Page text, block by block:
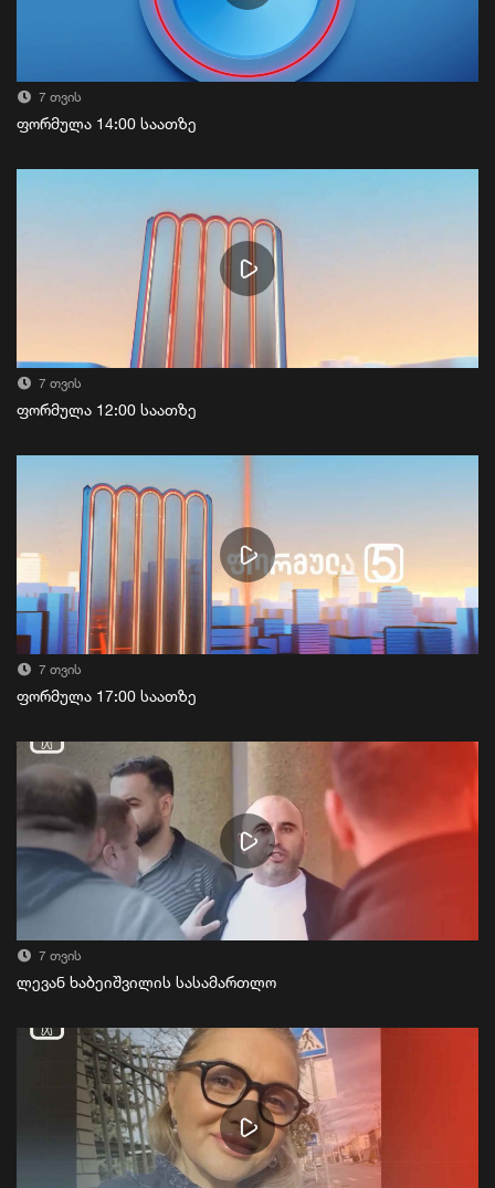
7 თვის
ფორმულა 14:00 საათზე
7 თვის
ფორმულა 12:00 საათზე
7 თვის
ფორმულა 17:00 საათზე
7 თვის
ლევან ხაბეიშვილის სასამართლო